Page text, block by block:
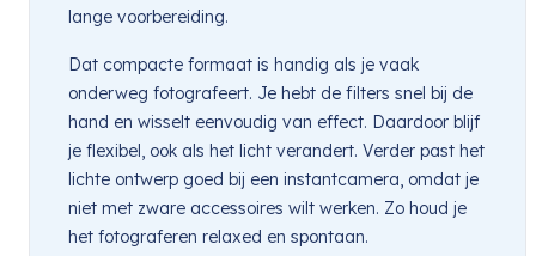
lange voorbereiding.
Dat compacte formaat is handig als je vaak
onderweg fotografeert. Je hebt de filters snel bij de
hand en wisselt eenvoudig van effect. Daardoor blijf
je flexibel, ook als het licht verandert. Verder past het
lichte ontwerp goed bij een instantcamera, omdat je
niet met zware accessoires wilt werken. Zo houd je
het fotograferen relaxed en spontaan.